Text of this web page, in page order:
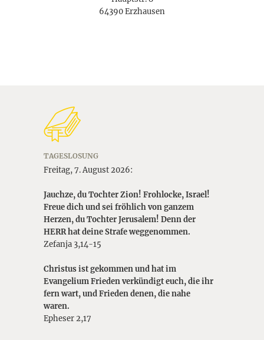
64390 Erzhausen
TAGESLOSUNG
Freitag, 7. August 2026:
Jauchze, du Tochter Zion! Frohlocke, Israel!
Freue dich und sei fröhlich von ganzem
Herzen, du Tochter Jerusalem! Denn der
HERR hat deine Strafe weggenommen.
Zefanja 3,14-15
Christus ist gekommen und hat im
Evangelium Frieden verkündigt euch, die ihr
fern wart, und Frieden denen, die nahe
waren.
Epheser 2,17